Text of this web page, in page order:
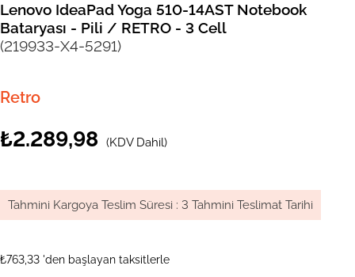
Lenovo IdeaPad Yoga 510-14AST Notebook
Bataryası - Pili / RETRO - 3 Cell
(219933-X4-5291)
Retro
₺2.289,98 (KDV Dahil)
Tahmini Kargoya Teslim Süresi : 3 Tahmini Teslimat Tarihi
₺763,33 'den başlayan taksitlerle